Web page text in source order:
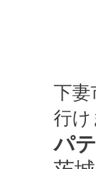
下妻
行け
パ